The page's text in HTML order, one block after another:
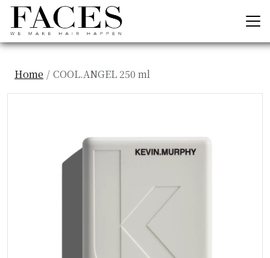
Home COOL.ANGEL 250 ml